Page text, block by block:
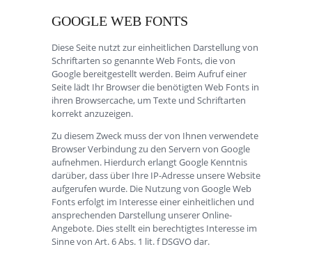
GOOGLE WEB FONTS
Diese Seite nutzt zur einheitlichen Darstellung von
Schriftarten so genannte Web Fonts, die von
Google bereitgestellt werden. Beim Aufruf einer
Seite lädt Ihr Browser die benötigten Web Fonts in
ihren Browsercache, um Texte und Schriftarten
korrekt anzuzeigen.
Zu diesem Zweck muss der von Ihnen verwendete
Browser Verbindung zu den Servern von Google
aufnehmen. Hierdurch erlangt Google Kenntnis
darüber, dass über Ihre IP-Adresse unsere Website
aufgerufen wurde. Die Nutzung von Google Web
Fonts erfolgt im Interesse einer einheitlichen und
ansprechenden Darstellung unserer Online-
Angebote. Dies stellt ein berechtigtes Interesse im
Sinne von Art. 6 Abs. 1 lit. f DSGVO dar.